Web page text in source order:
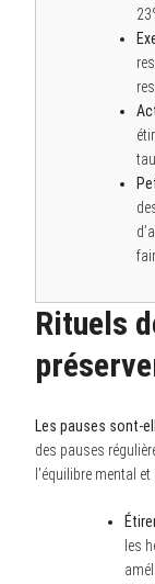
Rituels
Les pauses sont-
des pauses
l’équilibre mental
les